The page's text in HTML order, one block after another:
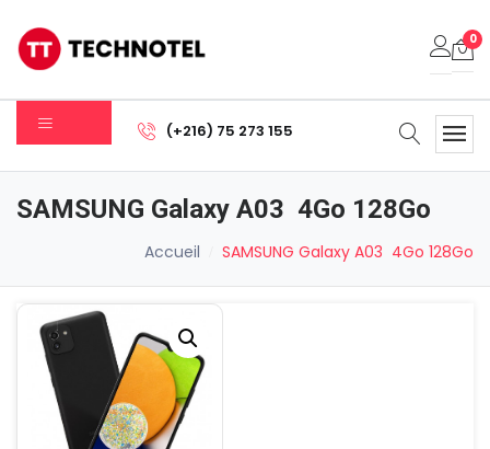
0
Votre panier est vide.
Sous-total: 0.000DT
Voir Le Panier Commander
(+216) 75 273 155
SAMSUNG Galaxy A03 4Go 128Go
Accueil SAMSUNG Galaxy A03 4Go 128Go